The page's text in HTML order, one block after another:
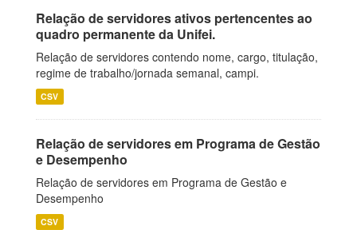
Relação de servidores ativos pertencentes ao
quadro permanente da Unifei.
Relação de servidores contendo nome, cargo, titulação,
regime de trabalho/jornada semanal, campi.
CSV
Relação de servidores em Programa de Gestão
e Desempenho
Relação de servidores em Programa de Gestão e
Desempenho
CSV